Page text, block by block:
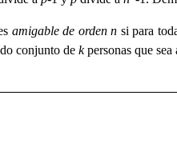
amigable de orden n si para
conjunto de kpersonas que sea